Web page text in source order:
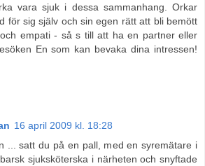
vara sjuk i dessa sammanhang. Orkar
för sig själv och sin egen rätt att bli bemött
empati - så s till att ha en partner eller
En som kan bevaka dina intressen!
16 april 2009 kl. 18:28
... satt du på en pall, med en syremätare i
sjuksköterska i närheten och snyftade